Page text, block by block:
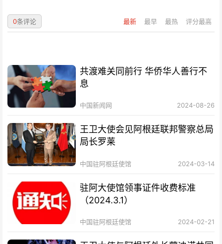
最新 最早 最热 评分最高
0条评论
共渡难关同前行 华侨华人善行不
息
中国新闻网 2024-08-26
王卫大使会见阿根廷联邦警察总局
局长罗莱
中国驻阿根廷使馆 2024-03-14
驻阿大使馆领事证件收费标准
（2024.3.1）
中国驻阿根廷使馆 2024-02-21